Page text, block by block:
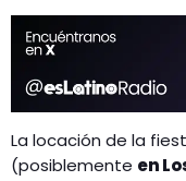
La locación de la
(posiblemente en